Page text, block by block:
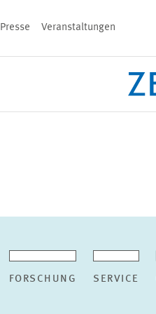
Presse Veranstaltungen
FORSCHUNG SERVICE